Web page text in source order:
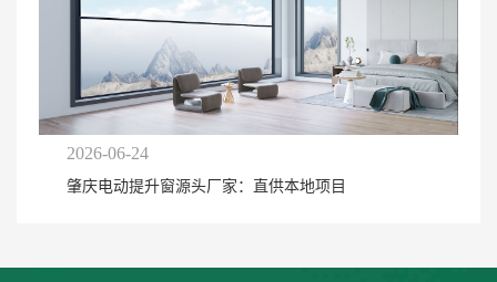
2026-06-24
肇庆电动提升窗源头厂家：直供本地项目